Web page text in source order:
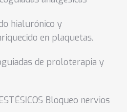
hialurónico y
en plaquetas.
de proloterapia y
Bloqueo nervios